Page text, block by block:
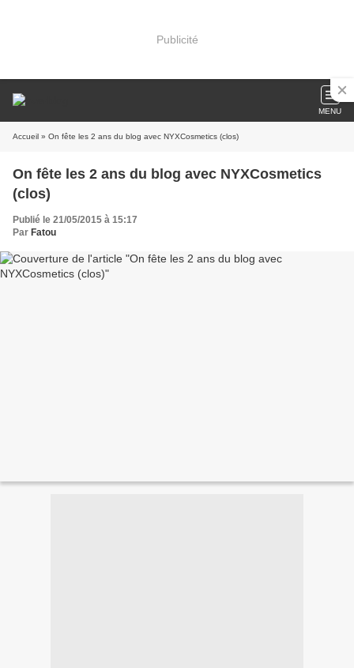
Publicité
MENU
Accueil » On fête les 2 ans du blog avec NYXCosmetics (clos)
On fête les 2 ans du blog avec NYXCosmetics
(clos)
Publié le 21/05/2015 à 15:17
Par Fatou